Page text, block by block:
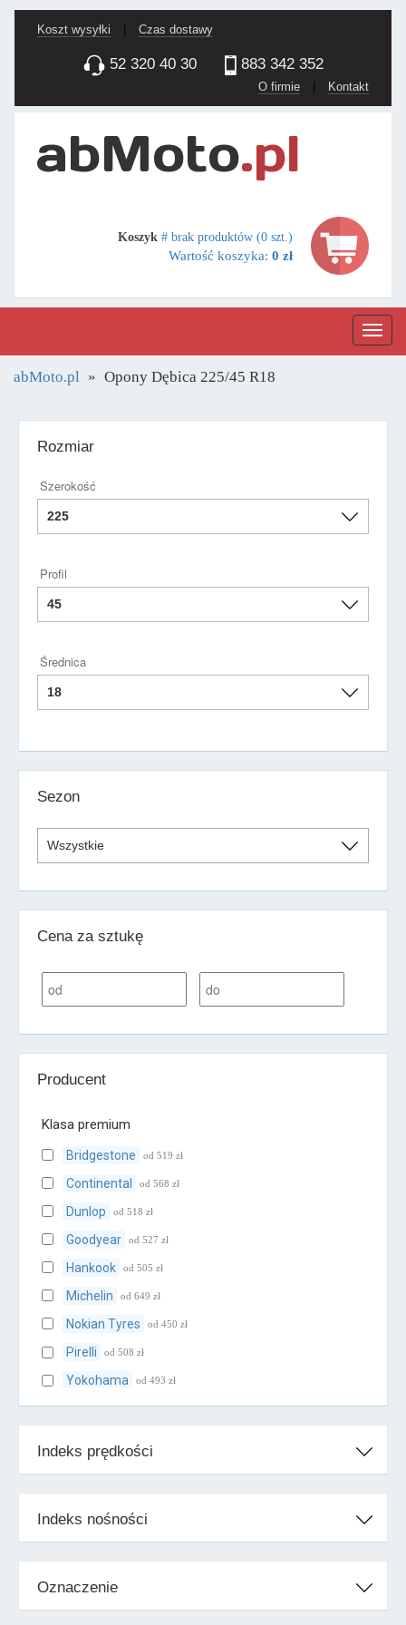
Koszt wysyłki Czas dostawy
52 320 40 30 883 342 352
O firmie | Kontakt
Koszyk # brak produktów (0 szt.)
Wartość koszyka: 0 zł
abMoto.pl Opony Dębica 225/45 R18
Rozmiar
Szerokość
Profil
Średnica
Sezon
Cena za sztukę
Producent
Klasa premium
Bridgestone od 519 zł
Continental od 568 zł
Dunlop od 518 zł
Goodyear od 527 zł
Hankook od 505 zł
Michelin od 649 zł
Nokian Tyres od 450 zł
Pirelli od 508 zł
Yokohama od 493 zł
Klasa średnia
BFGoodrich od 521 zł
Falken od 463 zł
Firestone od 462 zł
Indeks prędkości
Indeks nośności
Oznaczenie